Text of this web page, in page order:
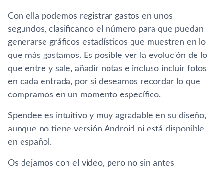
Con ella podemos registrar gastos en unos
segundos, clasificando el número para que puedan
generarse gráficos estadí­sticos que muestren en lo
que más gastamos. Es posible ver la evolución de lo
que entre y sale, añadir notas e incluso incluir fotos
en cada entrada, por si deseamos recordar lo que
compramos en un momento especí­fico.
Spendee es intuitivo y muy agradable en su diseño,
aunque no tiene versión Android ni está disponible
en español.
Os dejamos con el ví­deo, pero no sin antes